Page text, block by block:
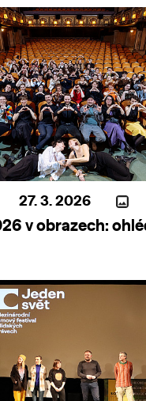
27. 3. 2026
v obrazech: